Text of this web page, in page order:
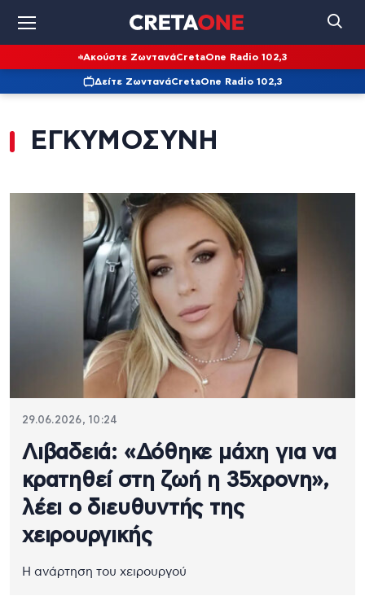
Ακούστε ΖωντανάCretaOne Radio 102,3
Δείτε ΖωντανάCretaOne Radio 102,3
ΕΓΚΥΜΟΣΥΝΗ
29.06.2026, 10:24
Λιβαδειά: «Δόθηκε μάχη για να
κρατηθεί στη ζωή η 35χρονη»,
λέει ο διευθυντής της
χειρουργικής
Η ανάρτηση του χειρουργού